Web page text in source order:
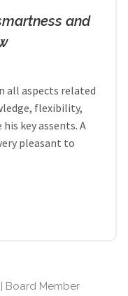
and
all aspects related
flexibility,
key assents. A
pleasant to
Board Member